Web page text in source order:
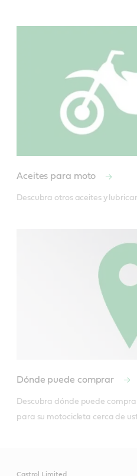
Aceites para moto
Descubra otros aceites y
Dónde puede comprar
Descubra dónde puede
para su motocicleta cerca de
Castrol Limited